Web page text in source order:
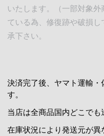
いたします。（一部対象
ている為、修復跡や破損
承下さい。
決済完了後、ヤマト運輸・
す。
当店は全商品国内どこでも
在庫状況により発送元が